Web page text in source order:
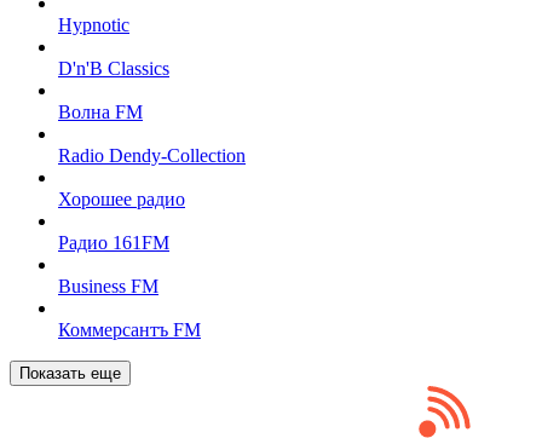
Hypnotic
D'n'B Classics
Волна FM
Radio Dendy-Collection
Хорошее радио
Радио 161FM
Business FM
Коммерсантъ FM
Показать еще